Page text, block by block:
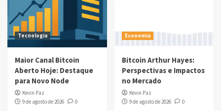
Tecnologia
Maior Canal Bitcoin
Aberto Hoje: Destaque
para Novo Node
Kevin Paz
9 de agosto de 2026
0
Economia
Bitcoin Arthur Hayes:
Perspectivas e Impactos
no Mercado
Kevin Paz
9 de agosto de 2026
0